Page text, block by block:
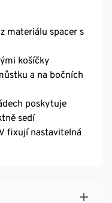
materiálu spacer s
košíčky
a na bočních
poskytuje
sedí
fixují nastavitelná